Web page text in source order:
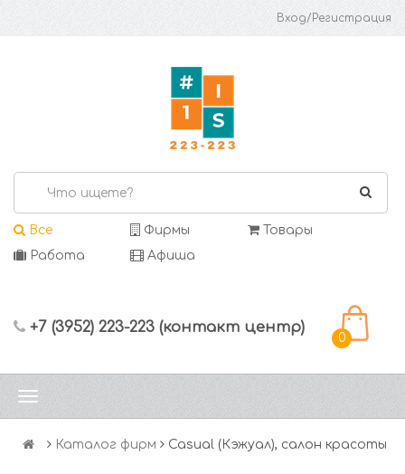
Вход/Регистрация
Все Фирмы
Товары
Работа
Афиша
+7 (3952) 223-223 (контакт центр)
0
Каталог фирм Casual (Кэжуал), салон красоты